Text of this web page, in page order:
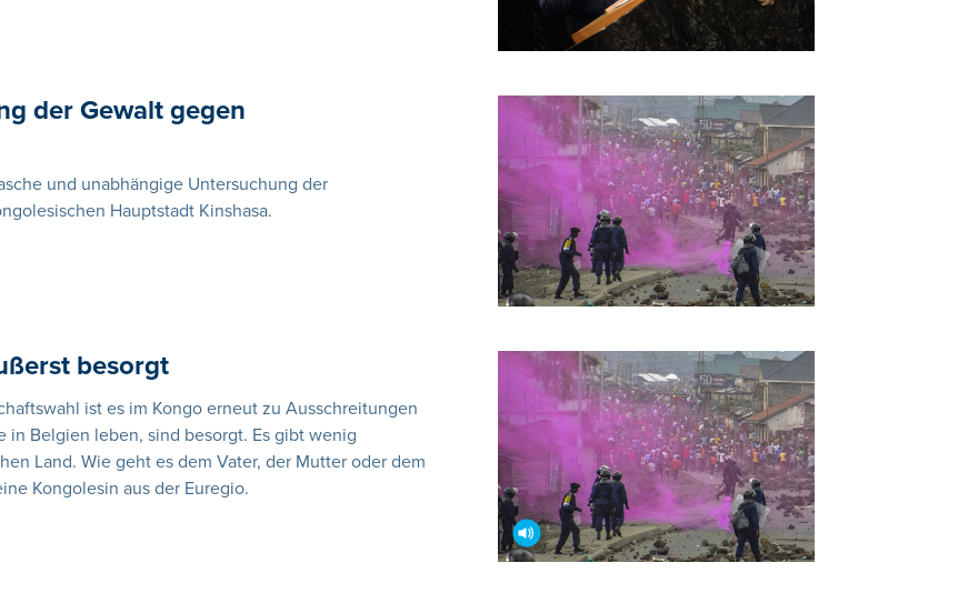
der Gewalt gegen
und unabhängige Untersuchung der
Hauptstadt Kinshasa.
besorgt
ist es im Kongo erneut zu Ausschreitungen
Belgien leben, sind besorgt. Es gibt wenig
Land. Wie geht es dem Vater, der Mutter oder dem
Kongolesin aus der Euregio.